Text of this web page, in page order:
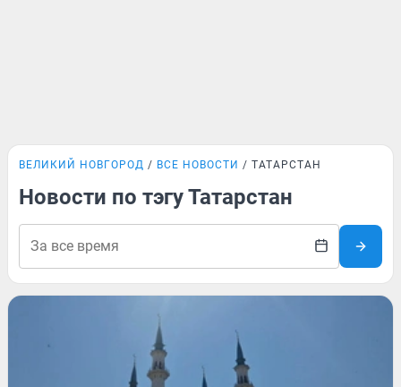
ВЕЛИКИЙ НОВГОРОД ВСЕ НОВОСТИ ТАТАРСТАН
Новости по тэгу Татарстан